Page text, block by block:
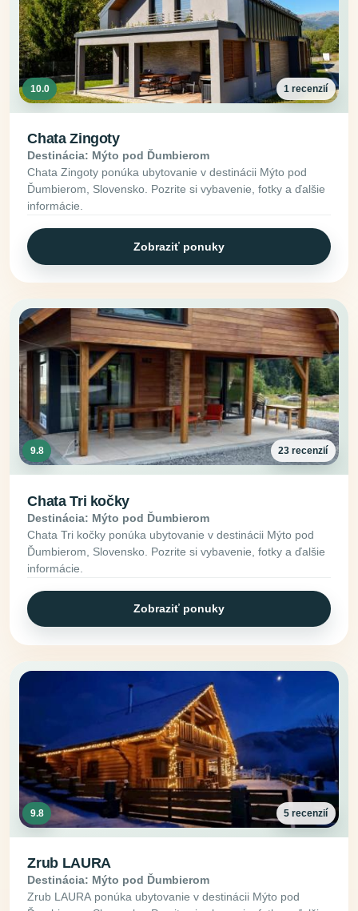
10.0 1 recenzií
Chata Zingoty
Destinácia: Mýto pod Ďumbierom
Chata Zingoty ponúka ubytovanie v destinácii Mýto pod
Ďumbierom, Slovensko. Pozrite si vybavenie, fotky a ďalšie
informácie.
Zobraziť ponuky
9.8 23 recenzií
Chata Tri kočky
Destinácia: Mýto pod Ďumbierom
Chata Tri kočky ponúka ubytovanie v destinácii Mýto pod
Ďumbierom, Slovensko. Pozrite si vybavenie, fotky a ďalšie
informácie.
Zobraziť ponuky
9.8 5 recenzií
Zrub LAURA
Destinácia: Mýto pod Ďumbierom
Zrub LAURA ponúka ubytovanie v destinácii Mýto pod